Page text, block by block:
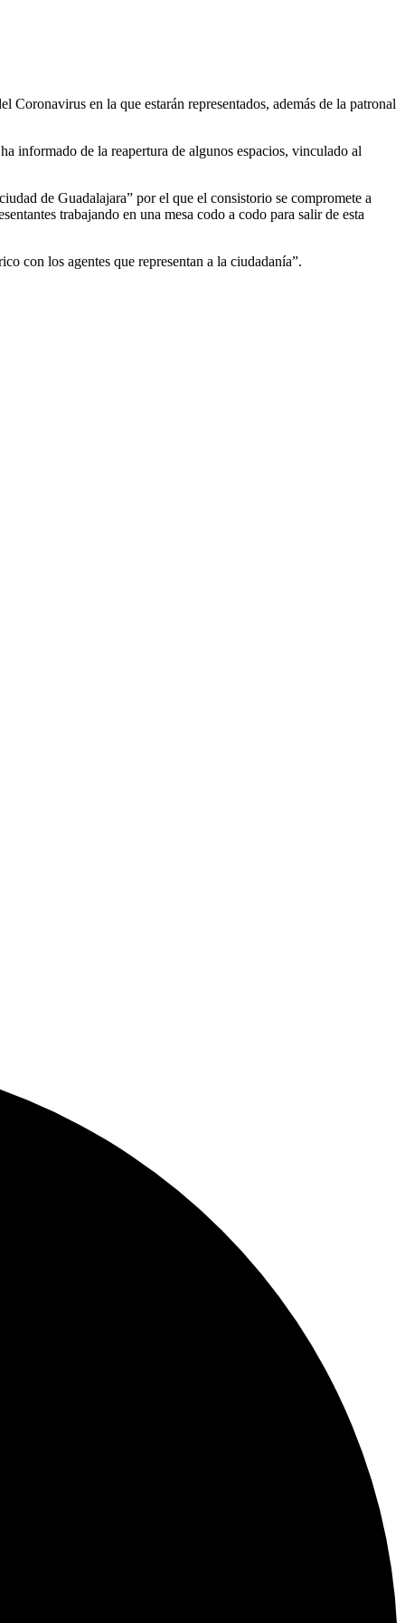
en la que estarán representados, además de la patronal
informado de la reapertura de algunos espacios, vinculado al
de Guadalajara” por el que el consistorio se compromete a
trabajando en una mesa codo a codo para salir de esta
con los agentes que representan a la ciudadanía”.